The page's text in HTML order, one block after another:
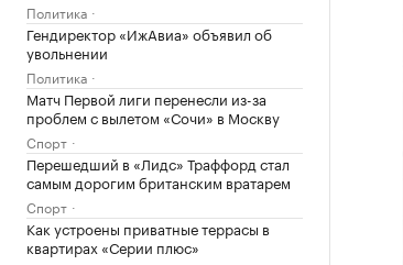
Политика
Гендиректор «ИжАвиа» объявил об
увольнении
Политика
Матч Первой лиги перенесли из-за
проблем с вылетом «Сочи» в Москву
Спорт
Перешедший в «Лидс» Траффорд стал
самым дорогим британским вратарем
Спорт
Как устроены приватные террасы в
квартирах «Серии плюс»